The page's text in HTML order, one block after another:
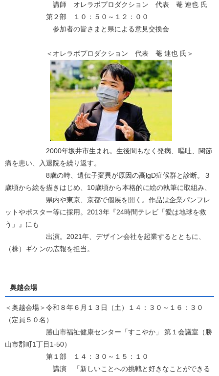
講師 オレラボプロダクション 代表 菴 連也 氏
第２部 １０：５０～１２：００
参加者の皆さまと県による意見交換会
＜オレラボプロダクション 代表 菴 連也 氏＞
2000年坂井市生まれ。生後間もなく発病、嘔吐、関節
痛を患い、入退院を繰り返す。
8歳の時、遺伝子変異が原因の高lgD症候群と診断。３
歳頃から絵を描きはじめ、10歳頃から本格的に絵の執筆に取組み、
県内や東京、京都で個展を開く。作品は企業パンフレ
ットやポスター等に採用。2013年『24時間テレビ「愛は地球を救
う」』にも
出演。2021年、デザイン会社を起業するとともに、
（株）ギケンの広報を担当。
奥越会場
＜奥越会場＞令和８年６月１３日（土）１４：３０～１６：３０
（定員５０名）
勝山市福祉健康センター「すこやか」 第１会議室（勝
山市郡町1丁目1-50）
第１部 １４：３０～１５：１０
講演 「新しいことへの挑戦と好きなことができる